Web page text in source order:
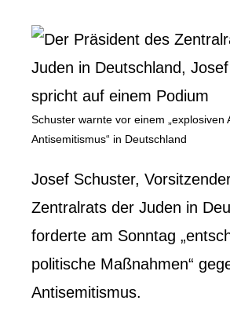
Schuster warnte vor einem „explosiven
Antisemitismus“ in Deutschland
Josef Schuster,
Zentralrats der Juden in
forderte am Sonntag
politische Maßnahmen“
Antisemitismus.